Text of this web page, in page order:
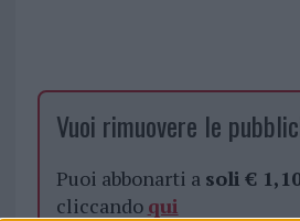
Vuoi rimuovere le
Puoi abbonarti a soli €
cliccando qui